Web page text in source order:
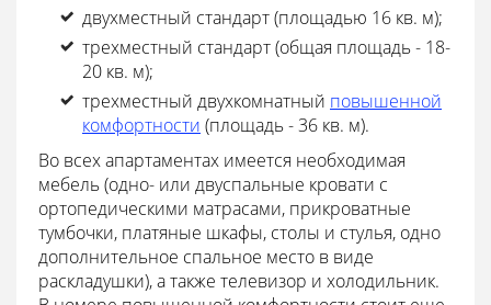
двухместный стандарт (площадью 16 кв. м);
трехместный стандарт (общая площадь - 18-
20 кв. м);
трехместный двухкомнатный повышенной
комфортности (площадь - 36 кв. м).
Во всех апартаментах имеется необходимая
мебель (одно- или двуспальные кровати с
ортопедическими матрасами, прикроватные
тумбочки, платяные шкафы, столы и стулья, одно
дополнительное спальное место в виде
раскладушки), а также телевизор и холодильник.